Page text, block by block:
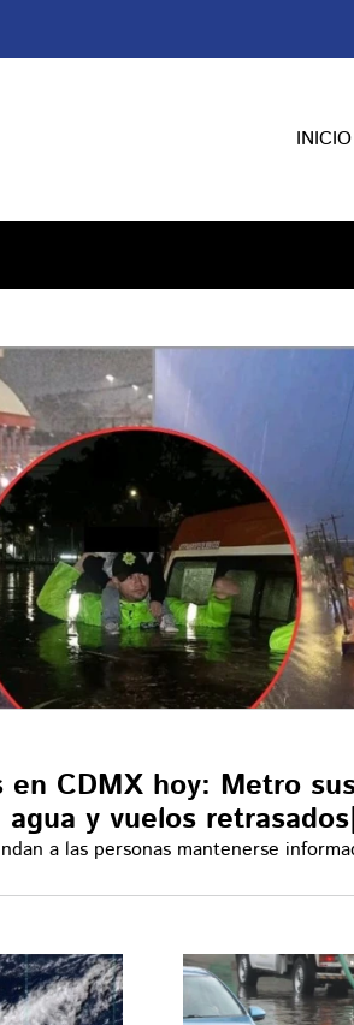
INICIO
en CDMX hoy: Metro
y vuelos
a las personas mantenerse